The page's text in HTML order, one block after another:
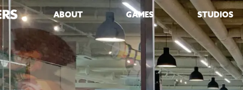
ABOUT GAMES
OUR GAMES
쿠키런: 오븐브레이크
쿠키런: 킹덤
쿠키런: 마녀의 성
STUDIOS
오븐게임즈
스튜디오 킹덤
프레스에이